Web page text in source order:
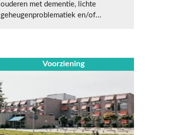
ouderen met dementie, lichte
geheugenproblematiek en/of...
Voorziening